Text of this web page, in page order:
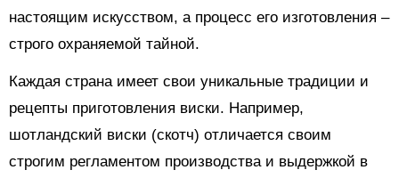
настоящим искусством, а процесс его изготовления –
строго охраняемой тайной.
Каждая страна имеет свои уникальные традиции и
рецепты приготовления виски. Например,
шотландский виски (скотч) отличается своим
строгим регламентом производства и выдержкой в